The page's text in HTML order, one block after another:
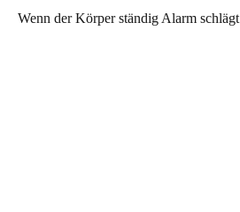
Wenn der Körper ständig Alarm schlägt